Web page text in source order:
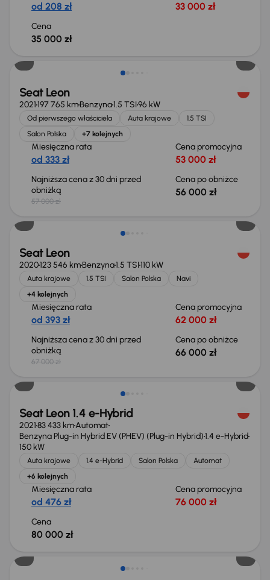
od 208 zł 33 000 zł
Cena
35 000 zł
Taniej o 1 000 zł
Seat Leon
2021197 765 kmBenzyna1.5 TSI96 kW
Od pierwszego właściciela Auta krajowe
1.5 TSI
Salon Polska
+7 kolejnych
Miesięczna rata
od 333 zł
Cena promocyjna
53 000 zł
Najniższa cena z 30 dni przed
obniżką
57 000 zł
Cena po obniżce
56 000 zł
Taniej o 1 000 zł
Seat Leon
2020123 546 kmBenzyna1.5 TSI110 kW
Auta krajowe 1.5 TSI Salon Polska
Navi
+4 kolejnych
Miesięczna rata
od 393 zł
Cena promocyjna
62 000 zł
Najniższa cena z 30 dni przed
obniżką
67 000 zł
Cena po obniżce
66 000 zł
Możliwość odliczenia VAT
Seat Leon 1.4 e-Hybrid
202183 433 kmAutomat
Benzyna Plug-in Hybrid EV (PHEV) (Plug-in Hybrid)1.4 e-Hybrid
150 kW
Auta krajowe 1.4 e-Hybrid Salon Polska
Automat
+6 kolejnych
Miesięczna rata
od 476 zł
Cena promocyjna
76 000 zł
Cena
80 000 zł
Świeżo skupione